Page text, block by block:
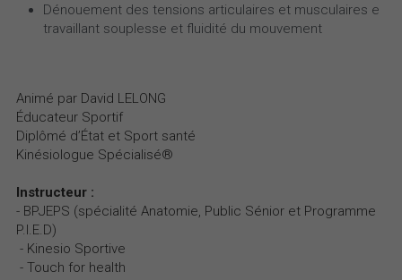
Dénouement des tensions articulaires et musculaires e
travaillant souplesse et fluidité du mouvement
Animé par David LELONG
Éducateur Sportif
Diplômé d’État et Sport santé
Kinésiologue Spécialisé®
Instructeur :
- BPJEPS (spécialité Anatomie, Public Sénior et Programme
P.I.E.D)
- Kinesio Sportive
- Touch for health